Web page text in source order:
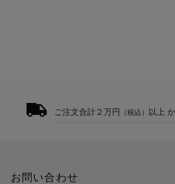
ご注文合計２万円 （税込） 以上
お問い合わせ